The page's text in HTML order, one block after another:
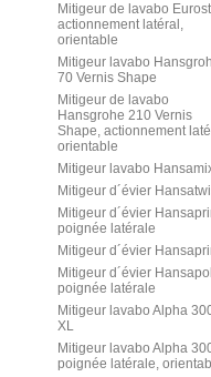
Mitigeur de lavabo
actionnement latéral,
orientable
Mitigeur lavabo
70 Vernis Shape
Mitigeur de lavabo
Hansgrohe 210 Vernis
Shape, actionnement
orientable
Mitigeur lavabo
Mitigeur d´évier
Mitigeur d´évier
poignée latérale
Mitigeur d´évier
Mitigeur d´évier
poignée latérale
Mitigeur lavabo Alpha
XL
Mitigeur lavabo Alpha
poignée latérale,